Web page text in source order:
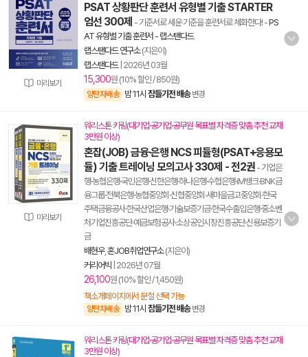
미리보기
PSAT 상황판단 훈련서 유형별 기출 STARTER
엄선 300제 - 기준서로 세운 기준을 훈련서로 체화한다!-PS
AT 유형별 기출 훈련서 - 랩스탠다드
랩스탠다드 연구소(지은이)
랩스탠다드| 2026년 03월
15,300원 (10% 할인 / 850원)
양탄자배송 밤 11시 잠들기전 배송 변경
미리보기
워리스톤 키링(대기업·공기업·공무원 목표별 자격증 맞춤 추천 교재
3만원 이상)
혼잡(JOB) 금융·은행 NCS 피듈형(PSAT+응용모
듈) 기출 트레이닝 모의고사 330제 - 전2권 - 기업은
행·농협은행·국민은행·신한은행·하나은행·수협은행·iM뱅크·BNK금
융그룹·전북은행·농협중앙회·신협중앙회·새마을금고중앙회·한국
주택금융공사·한국산업은행·기술보증기금·한국수출입은행·중소벤
처기업진흥공단·예금보험공사·소상공인시장진흥공단·신용보증기
금
배현우, 혼JOB취업연구소(지은이)
커리어빅 2026년 07월
26,100원 (10% 할인 / 1,450원)
책소개페이지에서 분철 선택 가능
양탄자배송 밤 11시 잠들기전 배송 변경
워리스톤 키링(대기업·공기업·공무원 목표별 자격증 맞춤 추천 교재
3만원 이상)